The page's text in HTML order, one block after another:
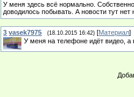
У меня здесь всё нормально.
доводилось побывать. А новости тут
3 vasek7975 (18.10.2015 16:42) [Материал]
У меня на телефоне идёт видео, а